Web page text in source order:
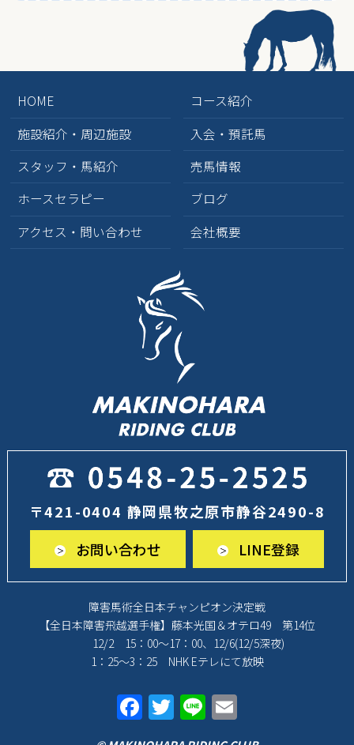
HOME
コース紹介
施設紹介・周辺施設
入会・預託馬
スタッフ・馬紹介
売馬情報
ホースセラピー
ブログ
アクセス・問い合わせ
会社概要
〒421-0404 静岡県牧之原市静谷2490-8
お問い合わせ
LINE登録
障害馬術全日本チャンピオン決定戦
【全日本障害飛越選手権】藤本光国＆オテロ49 第14位
12/2 15：00～17：00、12/6(12/5深夜)
1：25～3：25 NHK Eテレにて放映
F
a
T
w
Li
n m